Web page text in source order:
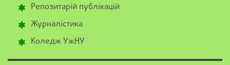
Репозитарій публікацій
Журналістика
Коледж УжНУ